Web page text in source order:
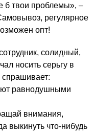
б твои проблемы», –
регулярное
опт!
солидный,
носить серьгу в
равнодушными
внимания,
выкинуть что-нибудь